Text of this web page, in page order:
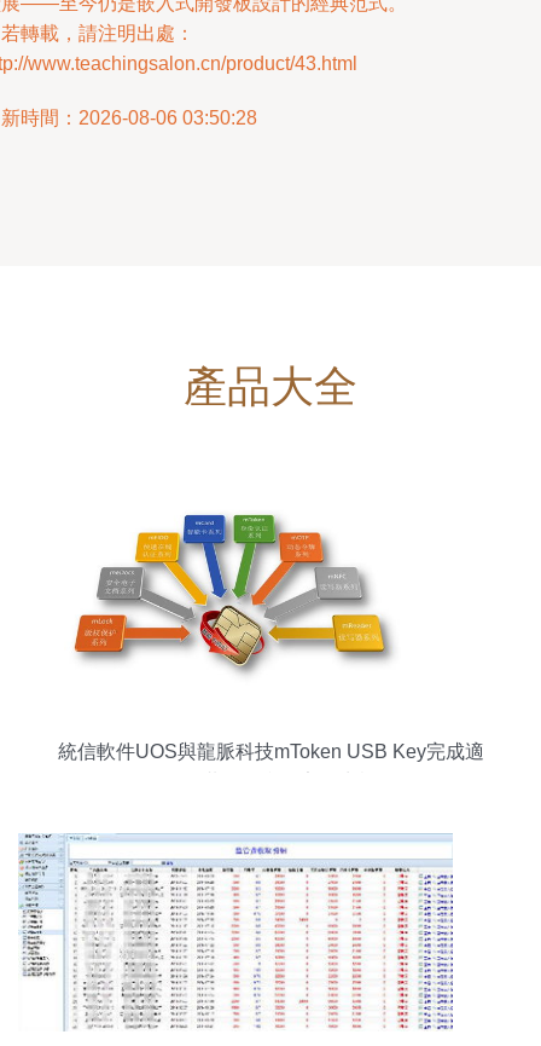
轉載，請注明出處：
www.teachingsalon.cn/product/43.html
時間：2026-08-06 03:50:28
產品大全
統信軟件UOS與龍脈科技mToken USB Key完成適